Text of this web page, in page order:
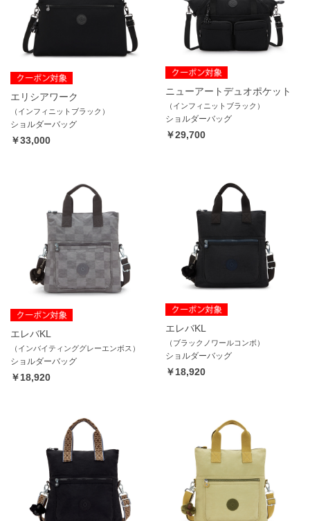
エリシアワーク
（インフィニットブラック）
ショルダーバッグ
￥33,000
ニューアートデュオポケット
（インフィニットブラック）
ショルダーバッグ
￥29,700
エレバKL
（インバイティンググレーエンボス）
ショルダーバッグ
￥18,920
エレバKL
（ブラックノワールコンボ）
ショルダーバッグ
￥18,920